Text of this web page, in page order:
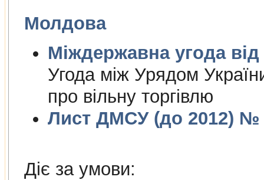
Молдова
Угода між Урядом
про вільну торгівлю
Лист ДМСУ (до 2012) №
Діє за умови: